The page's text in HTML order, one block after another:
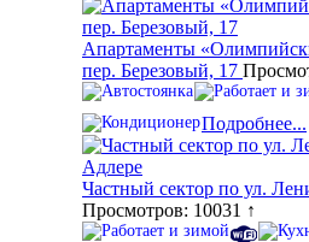
Апартаменты
пер. Березовый, 17
Подробнее...
Частный сектор по ул.
Просмотров: 10031 ↑